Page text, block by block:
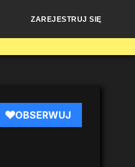
ZAREJESTRUJ SIĘ
OBSERWUJ